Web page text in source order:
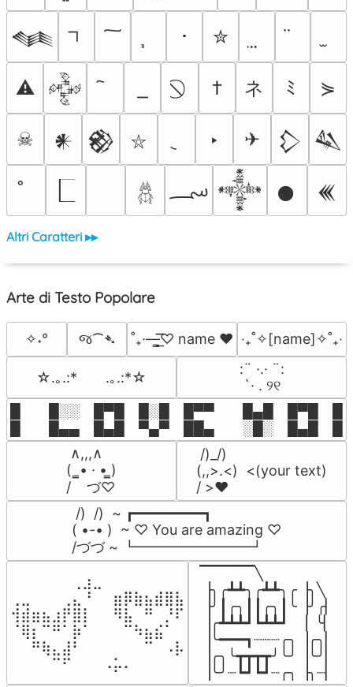
𒈝 ･ ✮
⚠ 𒅒 † ネ ﾐ ⋟
☠ 𒀭 𒆙 ⛥ ‣ ✈ 𒁷 𒈑
𓆣 ؄ 𒀱 𒊹 𒌍
Altri Caratteri ▸▸
Arte di Testo Popolare
✧˖° જ⁀➴ ˚₊·—̳͟͞͞♡ name ♥️ ‎‧₊˚✧[name]✧˚₊‧
☆.｡.:*　　.｡.:*☆
⠀:¨ ·.· ¨:⠀
⠀ `· . ୨୧⠀
█  █░░ █▀█ █░█ █▀▀  █▄█ █▀█
█  █▄▄ █▄█ ▀▄▀ ██▄  ░█░ █▄█
∧,,,∧
(  ̳• · • ̳)
/    づ♡
/)_/)
(,,>.<)  <(your text)
/ >❤️
/)  /)  ~ ┏━━━━━━━━┓
( •-• )  ~ ♡ You are amazing ♡
/づづ ~ ┗━━━━━━━━┛
⠀⠀⠀⠀⠀⠀⢀⣰⣀⠀⠀⠀⠀⠀⠀⠀⠀
⢀⣀⠀⠀⠀⢀⣄⠘⠀⠀⣶⡿⣷⣦⣾⣿⣧
⢺⣾⣶⣦⣰⡟⣿⡇⠀⠀⠻⣧⠀⠛⠀⡘⠏
⠈⢿⡆⠉⠛⠁⡷⠁⠀⠀⠀⠉⠳⣦⣮⠁⠀
⠀⠀⠛⢷⣄⣼⠃⠀⠀⠀⠀⠀⠀⠉⠀⠠⡧
⠀⠀⠀⠀⠉⠋⠀⠀⠀⠠⡥⠄⠀⠀⠀⠀⠀
▔▔▔▔▔╲
▕╮╭┻┻╮╭┻┻╮╭▕╮╲
▕╯┃╭╮┃┃╭╮┃╰▕╯╭▏
▕╭┻┻┻┛┗┻┻┛  ▕  ╰▏
▕╰━━━┓┈┈┈╭╮▕╭╮▏
▕╭╮╰┳┳┳┳╯╰╯▕╰╯▏
▕╰╯┈┗┛┗┛┈╭╮▕╮┈▏